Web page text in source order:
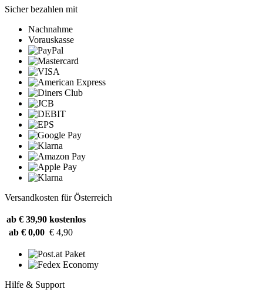
Sicher bezahlen mit
Nachnahme
Vorauskasse
Versandkosten für Österreich
ab € 39,90 kostenlos
ab € 0,00 € 4,90
Hilfe & Support